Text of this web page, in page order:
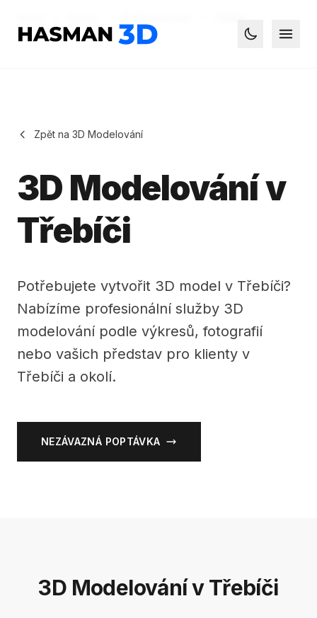
Hasman3D - 3D tisk
Zpět na 3D Modelování
3D Modelování v
Třebíči
Potřebujete vytvořit 3D model v Třebíči?
Nabízíme profesionální služby 3D
modelování podle výkresů, fotografií
nebo vašich představ pro klienty v
Třebíči a okolí.
NEZÁVAZNÁ POPTÁVKA
3D Modelování v Třebíči